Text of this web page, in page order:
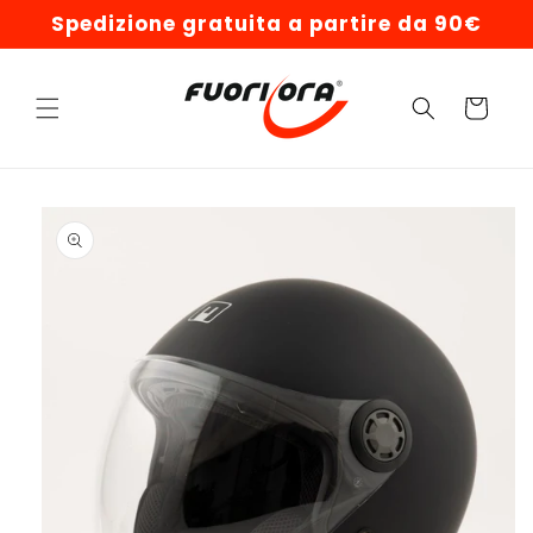
direttamente
ai contenuti
Spedizione gratuita a partire da 90€
Carrello
informazioni
sul prodotto